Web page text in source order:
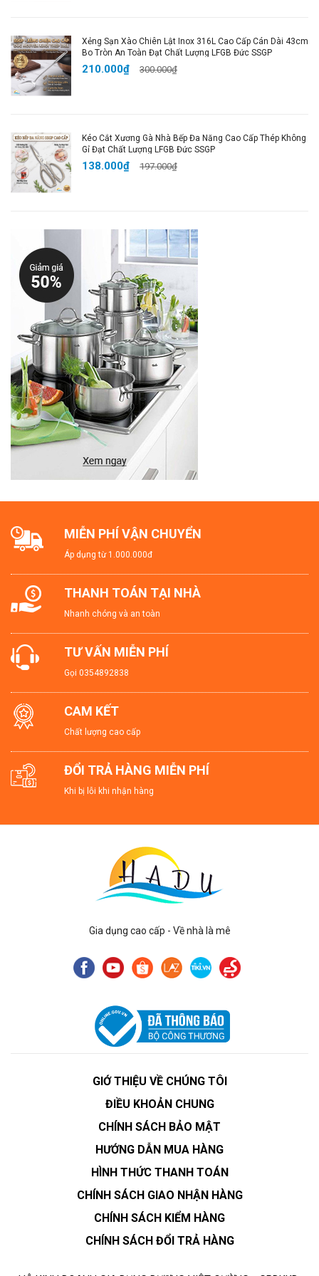
🔖 Hashtags SEO:
#NồiGốmTitan #NồiChốngDính #BếpTừ
#DụngCụNhàBếp #NồiCaoCấp #ChốngDínhCeramic
#Nồi20cm #BếpSạch #ChốngTrầyXước #TiệnLợi
#AnToànSứcKhỏe
Xẻng Sạn Xào Chiên Lật Inox 316L Cao Cấp Cán Dài 43cm
Bo Tròn An Toàn Đạt Chất Lượng LFGB Đức SSGP
210.000₫ 300.000₫
Kéo Cắt Xương Gà Nhà Bếp Đa Năng Cao Cấp Thép Không
Gỉ Đạt Chất Lượng LFGB Đức SSGP
138.000₫ 197.000₫
MIỄN PHÍ VẬN CHUYỂN
Áp dụng từ 1.000.000đ
THANH TOÁN TẠI NHÀ
Nhanh chóng và an toàn
TƯ VẤN MIỄN PHÍ
Gọi 0354892838
CAM KẾT
Chất lượng cao cấp
ĐỔI TRẢ HÀNG MIỄN PHÍ
Khi bị lỗi khi nhận hàng
Gia dụng cao cấp - Về nhà là mê
GIỚ THIỆU VỀ CHÚNG TÔI
ĐIỀU KHOẢN CHUNG
CHÍNH SÁCH BẢO MẬT
HƯỚNG DẪN MUA HÀNG
HÌNH THỨC THANH TOÁN
CHÍNH SÁCH GIAO NHẬN HÀNG
CHÍNH SÁCH KIỂM HÀNG
CHÍNH SÁCH ĐỔI TRẢ HÀNG